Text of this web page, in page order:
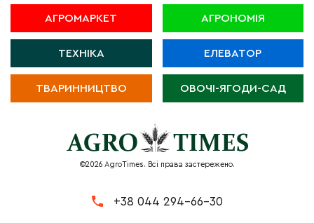
АГРОМАРКЕТ АГРОНОМІЯ
ТЕХНІКА ЕЛЕВАТОР
ТВАРИННИЦТВО ОВОЧІ-ЯГОДИ-САД
©2026 AgroTimes. Всі права застережено.
+38 044 294-66-30